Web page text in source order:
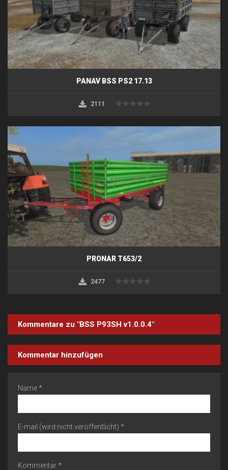
PANAV BSS PS2 17.13
2111
PRONAR T653/2
2477
Kommentare zu "BSS P93SH v1.0.0.4"
Kommentar hinzufügen
Name *
E-mail (wird nicht veröffentlicht) *
Kommentar *